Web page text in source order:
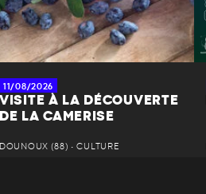
11/08/2026
VISITE À LA DÉCOUVERTE
DE LA CAMERISE
DOUNOUX (88) • CULTURE